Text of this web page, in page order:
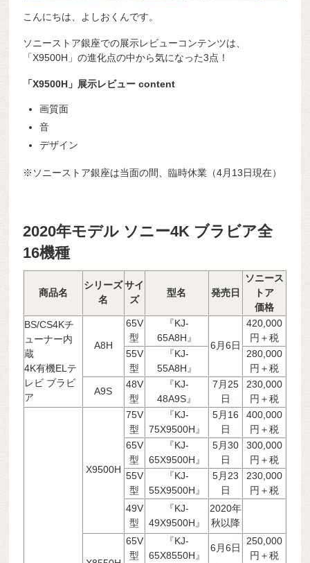
こんにちは、よしおくんです。
ソニーストア銀座での展示レビューコンテンツは、
「X9500H」の進化点の中から気になった3点！
「X9500H」展示レビュー content
画質面
音
デザイン
※ソニーストア銀座は当面の間、臨時休業（4月13日現在）
2020年モデル ソニー4K ブラビア全
16機種
商品名
シリーズ
名
サイ
ズ
型名 発売日
ソニース
トア
価格
BS/CS4Kチ
ューナー内
蔵
4K有機ELテ
レビ ブラビ
ア
A8H
65V
型
『KJ-
65A8H』
6月6日
420,000
円＋税
55V
型
『KJ-
55A8H』
280,000
円＋税
A9S
48V
型
『KJ-
48A9S』
7月25
日
230,000
円＋税
X9500H
75V
型
『KJ-
75X9500H』
5月16
日
400,000
円＋税
65V
型
『KJ-
65X9500H』
5月30
日
300,000
円＋税
55V
型
『KJ-
55X9500H』
5月23
日
230,000
円＋税
49V
型
『KJ-
49X9500H』
2020年
秋以降
65V
型
『KJ-
65X8550H』
6月6日
250,000
円＋税